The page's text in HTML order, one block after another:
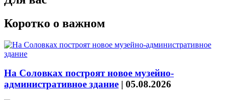
Коротко о важном
На Соловках построят новое музейно-
административное здание | 05.08.2026